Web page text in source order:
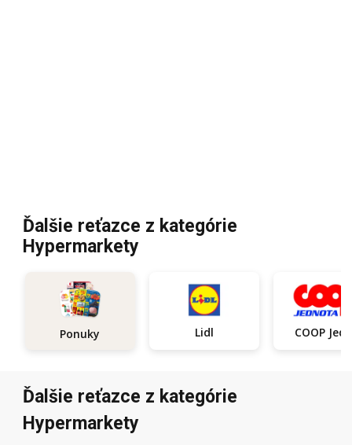
Ďalšie reťazce z kategórie
Hypermarkety
Ponuky Lidl
Ďalšie reťazce z kategórie
Hypermarkety